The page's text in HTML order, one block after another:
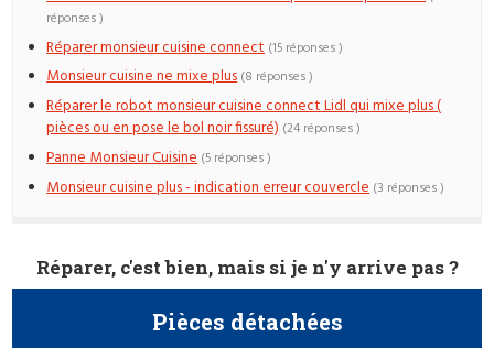
réponses )
Réparer monsieur cuisine connect (15 réponses )
Monsieur cuisine ne mixe plus (8 réponses )
Réparer le robot monsieur cuisine connect Lidl qui mixe plus (
pièces ou en pose le bol noir fissuré) (24 réponses )
Panne Monsieur Cuisine (5 réponses )
Monsieur cuisine plus - indication erreur couvercle (3 réponses )
Réparer, c'est bien, mais si je n'y arrive pas ?
Pièces détachées